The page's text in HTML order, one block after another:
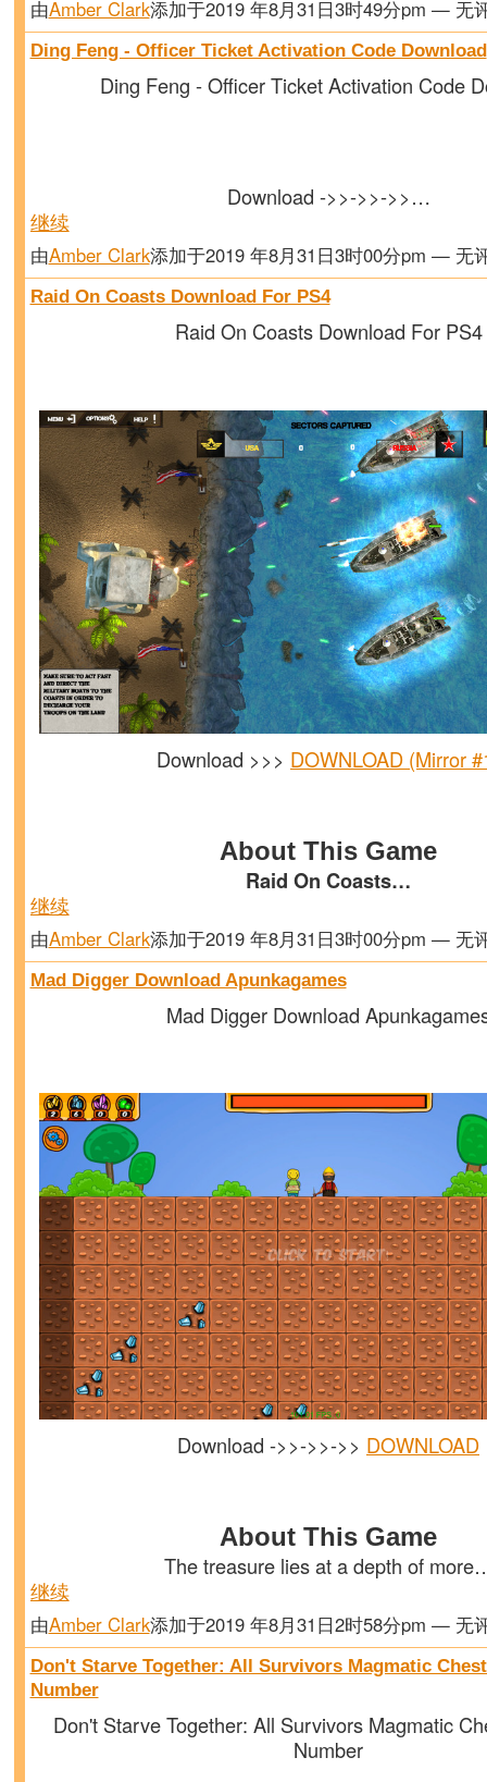
由Amber Clark添加于2019 年8月31日3时49分pm — 无
Ding Feng - Officer Ticket Activation Code Download
Ding Feng - Officer Ticket Activation Code
Download ->>->>->>…
继续
由Amber Clark添加于2019 年8月31日3时00分pm — 无
Raid On Coasts Download For PS4
Raid On Coasts Download For PS4
Download >>> DOWNLOAD (Mirror
About This Game
Raid On Coasts…
继续
由Amber Clark添加于2019 年8月31日3时00分pm — 无
Mad Digger Download Apunkagames
Mad Digger Download
Download ->>->>->> DOWNLOAD
About This Game
The treasure lies at a depth of
继续
由Amber Clark添加于2019 年8月31日2时58分pm — 无
Don't Starve Together: All Survivors Magmatic
Number
Don't Starve Together: All Survivors Magmatic
Number